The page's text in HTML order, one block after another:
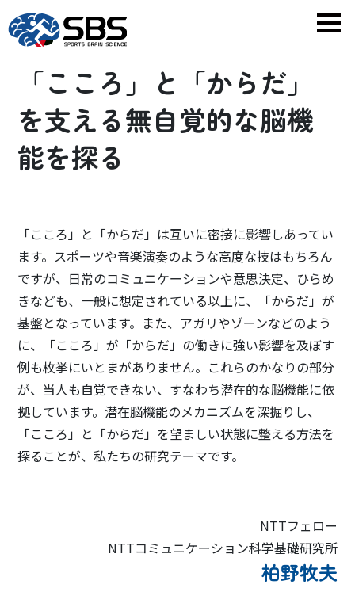
「こころ」と「からだ」
を支える無自覚的な脳機
能を探る
「こころ」と「からだ」は互いに密接に影響しあってい
ます。スポーツや音楽演奏のような高度な技はもちろん
ですが、日常のコミュニケーションや意思決定、ひらめ
きなども、一般に想定されている以上に、「からだ」が
基盤となっています。また、アガリやゾーンなどのよう
に、「こころ」が「からだ」の働きに強い影響を及ぼす
例も枚挙にいとまがありません。これらのかなりの部分
が、当人も自覚できない、すなわち潜在的な脳機能に依
拠しています。潜在脳機能のメカニズムを深掘りし、
「こころ」と「からだ」を望ましい状態に整える方法を
探ることが、私たちの研究テーマです。
NTTフェロー
NTTコミュニケーション科学基礎研究所
柏野牧夫